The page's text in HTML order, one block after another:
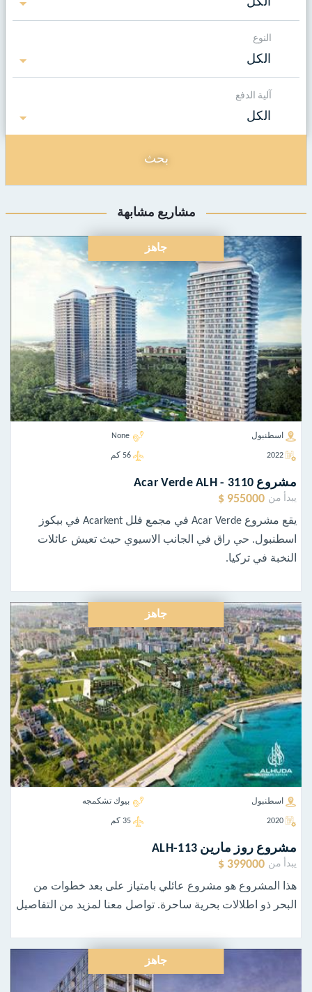
الكل
النوع
الكل
آلية الدفع
الكل
بحث
مشاريع مشابهة
جاهز
اسطنبول None
2022 56 كم
مشروع Acar Verde ALH - 3110
يبدأ من 955000 $
يقع مشروع Acar Verde في مجمع فلل Acarkent في بيكوز
اسطنبول. حي راق في الجانب الاسيوي حيث تعيش عائلات
النخبة في تركيا.
جاهز
اسطنبول بيوك تشكمجه
2020 35 كم
مشروع روز مارين ALH-113
يبدأ من 399000 $
هذا المشروع هو مشروع عائلي بامتياز على بعد خطوات من
البحر ذو اطلالات بحرية ساحرة. تواصل معنا لمزيد من التفاصيل
جاهز